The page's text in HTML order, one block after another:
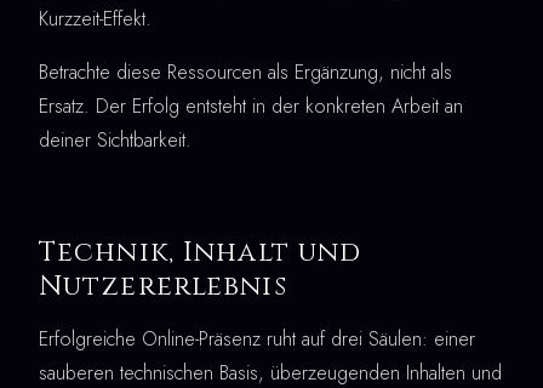
Kurzzeit-Effekt.
Betrachte diese Ressourcen als Ergänzung, nicht als
Ersatz. Der Erfolg entsteht in der konkreten Arbeit an
deiner Sichtbarkeit.
Technik, Inhalt und
Nutzererlebnis
Erfolgreiche Online-Präsenz ruht auf drei Säulen: einer
sauberen technischen Basis, überzeugenden Inhalten und